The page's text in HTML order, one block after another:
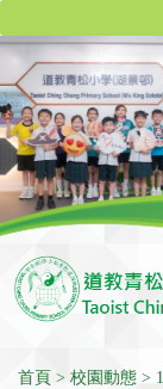
首頁 校園動態